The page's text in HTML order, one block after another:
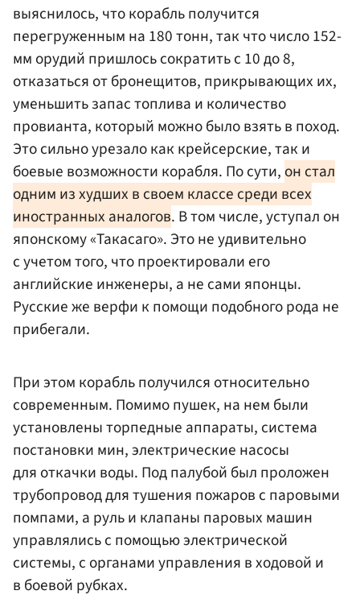
выяснилось, что корабль получится
перегруженным на 180 тонн, так что число 152-
мм орудий пришлось сократить с 10 до 8,
отказаться от бронещитов, прикрывающих их,
уменьшить запас топлива и количество
провианта, который можно было взять в поход.
Это сильно урезало как крейсерские, так и
боевые возможности корабля. По сути, он стал
одним из худших в своем классе среди всех
иностранных аналогов. В том числе, уступал он
японскому «Такасаго». Это не удивительно
с учетом того, что проектировали его
английские инженеры, а не сами японцы.
Русские же верфи к помощи подобного рода не
прибегали.
При этом корабль получился относительно
современным. Помимо пушек, на нем были
установлены торпедные аппараты, система
постановки мин, электрические насосы
для откачки воды. Под палубой был проложен
трубопровод для тушения пожаров с паровыми
помпами, а руль и клапаны паровых машин
управлялись с помощью электрической
системы, с органами управления в ходовой и
в боевой рубках.